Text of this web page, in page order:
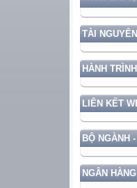
TÀI
HÀNH
LIÊN KẾT
BỘ NGÀNH -
NGÂN